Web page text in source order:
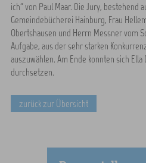
ich“ von Paul Maar. Die Jury, bestehend
Gemeindebücherei Hainburg, Frau
Obertshausen und Herrn Messner vom
Aufgabe, aus der sehr starken
auszuwählen. Am Ende konnten sich
durchsetzen.
zurück zur Übersicht